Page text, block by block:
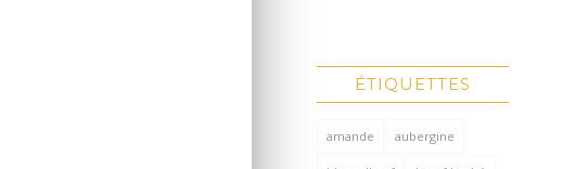
ÉTIQUETTES
amande aubergine